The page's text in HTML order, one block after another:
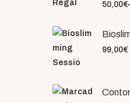
50,00€
99,00€